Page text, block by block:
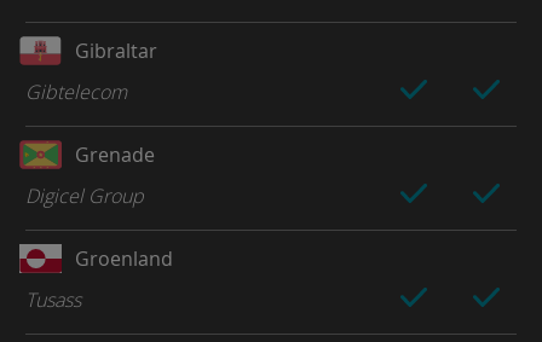
Gibraltar
Gibtelecom
Grenade
Digicel Group
Groenland
Tusass